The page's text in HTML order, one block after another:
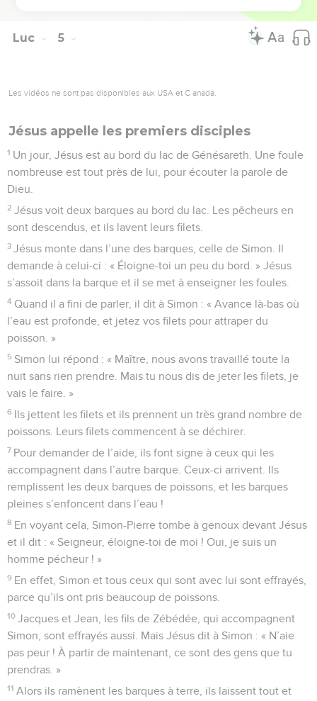
Luc 5
Les vidéos ne sont pas disponibles aux USA et C anada.
Jésus appelle les premiers disciples
1 Un jour, Jésus est au bord du lac de Génésareth. Une foule
nombreuse est tout près de lui, pour écouter la parole de
Dieu.
2 Jésus voit deux barques au bord du lac. Les pêcheurs en
sont descendus, et ils lavent leurs filets.
3 Jésus monte dans l’une des barques, celle de Simon. Il
demande à celui-ci : « Éloigne-toi un peu du bord. » Jésus
s’assoit dans la barque et il se met à enseigner les foules.
4 Quand il a fini de parler, il dit à Simon : « Avance là-bas où
l’eau est profonde, et jetez vos filets pour attraper du
poisson. »
5 Simon lui répond : « Maître, nous avons travaillé toute la
nuit sans rien prendre. Mais tu nous dis de jeter les filets, je
vais le faire. »
6 Ils jettent les filets et ils prennent un très grand nombre de
poissons. Leurs filets commencent à se déchirer.
7 Pour demander de l’aide, ils font signe à ceux qui les
accompagnent dans l’autre barque. Ceux-ci arrivent. Ils
remplissent les deux barques de poissons, et les barques
pleines s’enfoncent dans l’eau !
8 En voyant cela, Simon-Pierre tombe à genoux devant Jésus
et il dit : « Seigneur, éloigne-toi de moi ! Oui, je suis un
homme pécheur ! »
9 En effet, Simon et tous ceux qui sont avec lui sont effrayés,
parce qu’ils ont pris beaucoup de poissons.
10 Jacques et Jean, les fils de Zébédée, qui accompagnent
Simon, sont effrayés aussi. Mais Jésus dit à Simon : « N’aie
pas peur ! À partir de maintenant, ce sont des gens que tu
prendras. »
11 Alors ils ramènent les barques à terre, ils laissent tout et